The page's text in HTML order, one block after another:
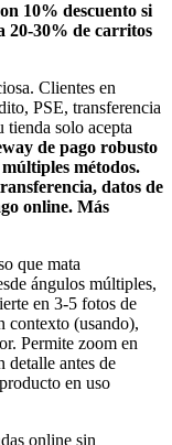
10% descuento si
20-30% de carritos
Clientes en
PSE, transferencia
solo acepta
de pago robusto
métodos.
datos de
online. Más
que mata
ángulos múltiples,
en 3-5 fotos de
contexto (usando),
Permite zoom en
detalle antes de
en uso